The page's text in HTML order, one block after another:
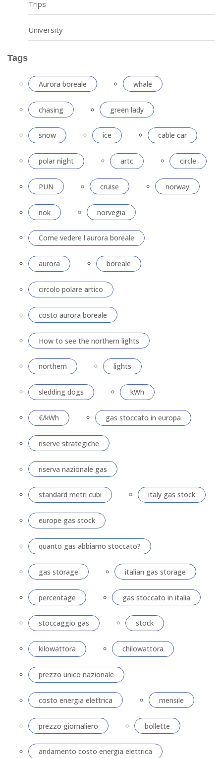
Trips
University
Tags
Aurora boreale whale
chasing green lady
snow ice cable car
polar night artc circle
PUN cruise norway
nok norvegia
Come vedere l'aurora boreale
aurora boreale
circolo polare artico
costo aurora boreale
How to see the northern lights
northern lights
sledding dogs kWh
€/kWh gas stoccato in europa
riserve strategiche
riserva nazionale gas
standard metri cubi italy gas stock
europe gas stock
quanto gas abbiamo stoccato?
gas storage italian gas storage
percentage gas stoccato in italia
stoccaggio gas stock
kilowattora chilowattora
prezzo unico nazionale
costo energia elettrica mensile
prezzo giornaliero bollette
andamento costo energia elettrica